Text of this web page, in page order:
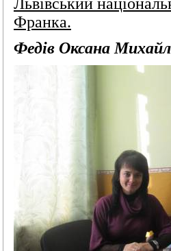
Львівський
Франка.
Федів Оксана